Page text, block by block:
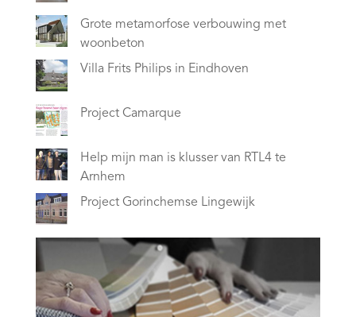
Grote metamorfose verbouwing met
woonbeton
Villa Frits Philips in Eindhoven
Project Camarque
Help mijn man is klusser van RTL4 te
Arnhem
Project Gorinchemse Lingewijk